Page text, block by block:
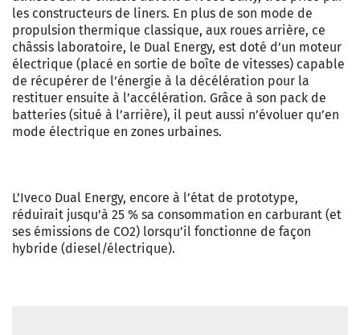
les constructeurs de liners. En plus de son mode de
propulsion thermique classique, aux roues arrière, ce
châssis laboratoire, le Dual Energy, est doté d’un moteur
électrique (placé en sortie de boîte de vitesses) capable
de récupérer de l’énergie à la décélération pour la
restituer ensuite à l’accélération. Grâce à son pack de
batteries (situé à l’arrière), il peut aussi n’évoluer qu’en
mode électrique en zones urbaines.
L’Iveco Dual Energy, encore à l’état de prototype,
réduirait jusqu’à 25 % sa consommation en carburant (et
ses émissions de CO2) lorsqu’il fonctionne de façon
hybride (diesel/électrique).